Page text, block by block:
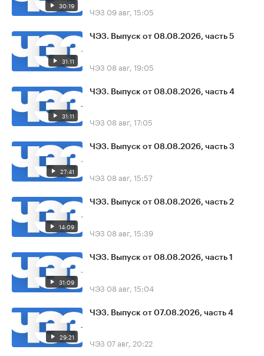
30:19 ЧЭЗ 09 авг, 15:05
31:11
ЧЭЗ. Выпуск от 08.08.2026, часть 5
ЧЭЗ 08 авг, 19:05
31:11
ЧЭЗ. Выпуск от 08.08.2026, часть 4
ЧЭЗ 08 авг, 17:05
27:41
ЧЭЗ. Выпуск от 08.08.2026, часть 3
ЧЭЗ 08 авг, 15:57
14:09
ЧЭЗ. Выпуск от 08.08.2026, часть 2
ЧЭЗ 08 авг, 15:39
31:09
ЧЭЗ. Выпуск от 08.08.2026, часть 1
ЧЭЗ 08 авг, 15:04
29:21
ЧЭЗ. Выпуск от 07.08.2026, часть 4
ЧЭЗ 07 авг, 20:22